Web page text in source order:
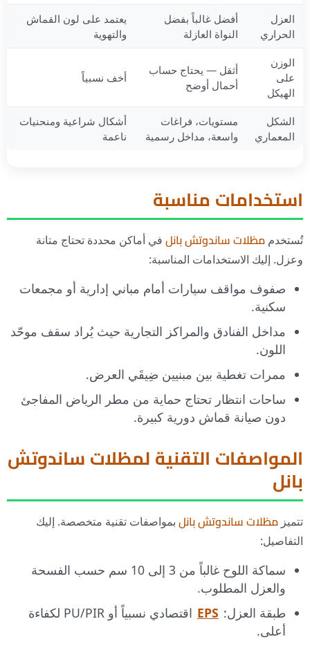
العزل
الحراري
أفضل غالباً بفضل
النواة العازلة
يعتمد على لون القماش
والتهوية
الوزن
على
الهيكل
أثقل — يحتاج حساب
أحمال أوضح
أخف نسبياً
الشكل
المعماري
مستويات، فراغات
واسعة، مداخل رسمية
أشكال شراعية ومنحنيات
ناعمة
استخدامات مناسبة
تُستخدم مظلات ساندوتش بانل في أماكن محددة تحتاج متانة
وعزل. إليك الاستخدامات المناسبة:
صفوف مواقف سيارات أمام مباني إدارية أو مجمعات
سكنية.
مداخل الفنادق والمراكز التجارية حيث يُراد سقف موحّد
اللون.
ممرات تغطية بين مبنيين ضِيقَي العرض.
ساحات انتظار تحتاج حماية من مطر الرياض المفاجئ
دون صيانة قماش دورية كبيرة.
المواصفات التقنية لمظلات ساندوتش
بانل
تتميز مظلات ساندوتش بانل بمواصفات تقنية متخصصة. إليك
التفاصيل:
سماكة اللوح غالباً من 3 إلى 10 سم حسب الفسحة
والعزل المطلوب.
طبقة العزل: EPS
اقتصادي نسبياً أو PU/PIR لكفاءة
أعلى.